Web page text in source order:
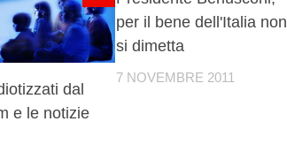
dal
e le notizie
per il bene dell'Italia non
si dimetta
7 NOVEMBRE 2011